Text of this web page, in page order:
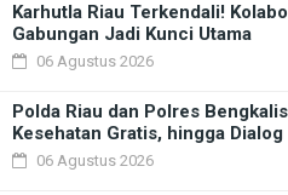
Karhutla Riau Terkendali!
Gabungan Jadi Kunci Utama
06 Agustus 2026
Polda Riau dan Polres
Kesehatan Gratis, hingga
06 Agustus 2026